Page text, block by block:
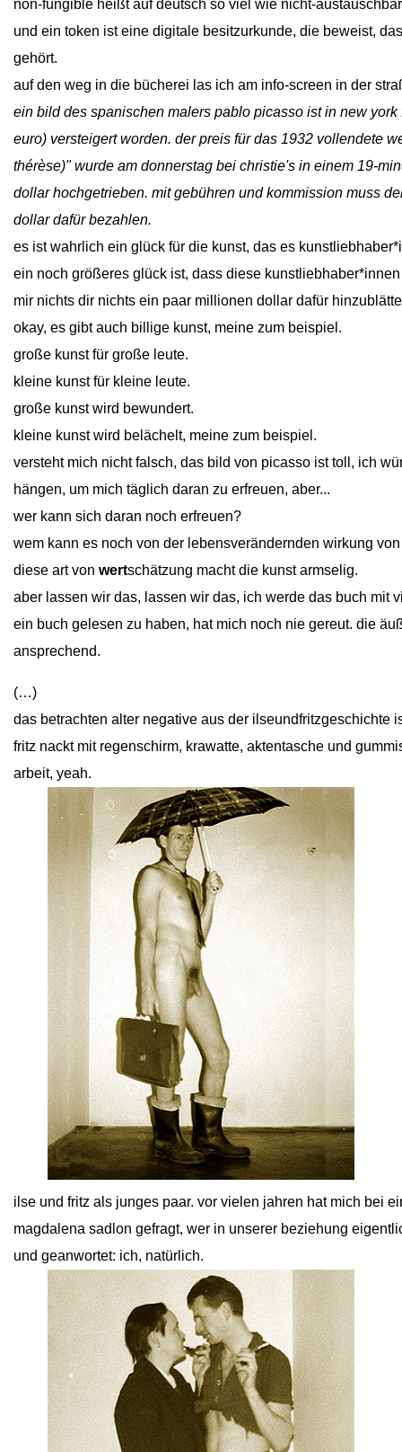
non-fungible heißt auf deutsch so viel wie nicht-
und ein token ist eine digitale besitzurkunde, die beweist,
gehört.
auf den weg in die bücherei las ich am info-screen in der
ein bild des spanischen malers pablo picasso ist in new
euro) versteigert worden. der preis für das 1932 vollendete
thérèse)" wurde am donnerstag bei christie's in einem 19-
dollar hochgetrieben. mit gebühren und kommission muss
dollar dafür bezahlen.
es ist wahrlich ein glück für die kunst, das es
ein noch größeres glück ist, dass diese
mir nichts dir nichts ein paar millionen dollar dafür
okay, es gibt auch billige kunst, meine zum beispiel.
große kunst für große leute.
kleine kunst für kleine leute.
große kunst wird bewundert.
kleine kunst wird belächelt, meine zum beispiel.
versteht mich nicht falsch, das bild von picasso ist toll, ich
hängen, um mich täglich daran zu erfreuen, aber...
wer kann sich daran noch erfreuen?
wem kann es noch von der lebensverändernden wirkung
diese art von wertschätzung macht die kunst armselig.
aber lassen wir das, lassen wir das, ich werde das buch mit
ein buch gelesen zu haben, hat mich noch nie gereut. die
ansprechend.
(…)
das betrachten alter negative aus der ilseundfritzgeschichte
fritz nackt mit regenschirm, krawatte, aktentasche und
arbeit, yeah.
ilse und fritz als junges paar. vor vielen jahren hat mich bei
magdalena sadlon gefragt, wer in unserer beziehung
und geanwortet: ich, natürlich.